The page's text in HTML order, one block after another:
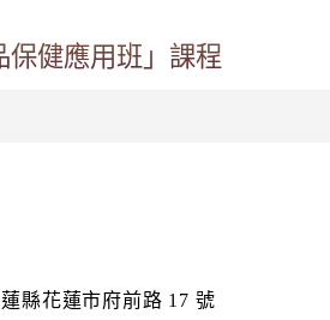
健應用班」課程
縣花蓮市府前路 17 號